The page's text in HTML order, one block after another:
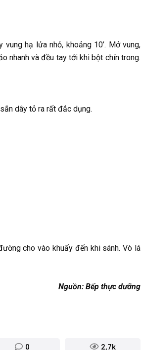
hạ lửa nhỏ, khoảng 10’. Mở vung,
nhanh và đều tay tới khi bột chín trong.
dây tỏ ra rất đắc dụng.